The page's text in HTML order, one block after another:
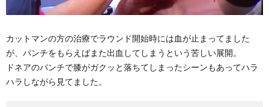
カットマンの方の治療でラウンド開始時には血が止まってました
が、パンチをもらえばまた出血してしまうという苦しい展開。
ドネアのパンチで膝がガクッと落ちてしまったシーンもあってハラ
ハラしながら見てました。